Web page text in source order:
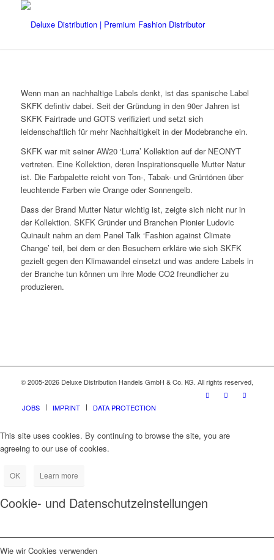
Wenn man an nachhaltige Labels denkt, ist das spanische Label
SKFK defintiv dabei. Seit der Gründung in den 90er Jahren ist
SKFK Fairtrade und GOTS verifiziert und setzt sich
leidenschaftlich für mehr Nachhaltigkeit in der Modebranche ein.
SKFK war mit seiner AW20 ‘Lurra’ Kollektion auf der NEONYT
vertreten. Eine Kollektion, deren Inspirationsquelle Mutter Natur
ist. Die Farbpalette reicht von Ton-, Tabak- und Grüntönen über
leuchtende Farben wie Orange oder Sonnengelb.
Dass der Brand Mutter Natur wichtig ist, zeigte sich nicht nur in
der Kollektion. SKFK Gründer und Branchen Pionier Ludovic
Quinault nahm an dem Panel Talk ‘Fashion against Climate
Change’ teil, bei dem er den Besuchern erkläre wie sich SKFK
gezielt gegen den Klimawandel einsetzt und was andere Labels in
der Branche tun können um ihre Mode CO2 freundlicher zu
produzieren.
© 2005-2026 Deluxe Distribution Handels GmbH & Co. KG. All rights reserved,
JOBS IMPRINT DATA PROTECTION
This site uses cookies. By continuing to browse the site, you are
agreeing to our use of cookies.
OK Learn more
Cookie- und Datenschutzeinstellungen
Wie wir Cookies verwenden